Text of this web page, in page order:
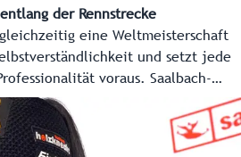
der Rennstrecke
eine Weltmeisterschaft
und setzt jede
voraus. Saalbach-
das internationale Skifest heuer
und heute am ersten großen Renntag
Stimmen und Gesichter der Fans